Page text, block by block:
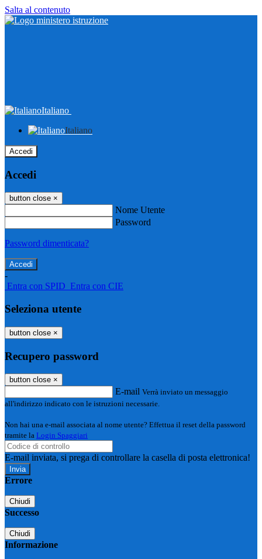
Salta al contenuto
Italiano
Italiano
Accedi
Accedi
button close ×
Nome Utente
Password
Password dimenticata?
-
Entra con SPID Entra con CIE
Seleziona utente
button close ×
Recupero password
button close ×
E-mail Verrà inviato un messaggio
all'indirizzo indicato con le istruzioni necessarie.
Non hai una e-mail associata al nome utente? Effettua il reset della password
tramite la Login Spaggiari
E-mail inviata, si prega di controllare la casella di posta elettronica!
Errore
Chiudi
Successo
Chiudi
Informazione